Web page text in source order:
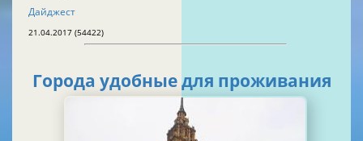
Дайджест
21.04.2017 (54422)
Города удобные для проживания